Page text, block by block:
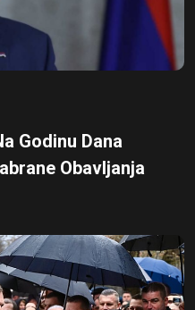
Godinu Dana
Obavljanja